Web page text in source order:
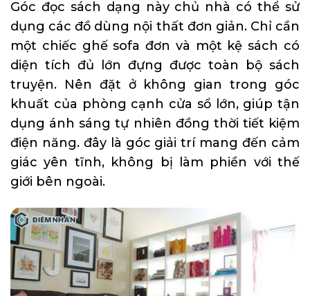
Góc đọc sách dạng này chủ nhà có thể sử
dụng các đồ dùng nội thất đơn giản. Chỉ cần
một chiếc ghế sofa đơn và một kệ sách có
diện tích đủ lớn đựng được toàn bộ sách
truyện. Nên đặt ở không gian trong góc
khuất của phòng cạnh cửa sổ lớn, giúp tận
dụng ánh sáng tự nhiên đồng thời tiết kiệm
điện năng. đây là góc giải trí mang đến cảm
giác yên tĩnh, không bị làm phiền với thế
giới bên ngoài.